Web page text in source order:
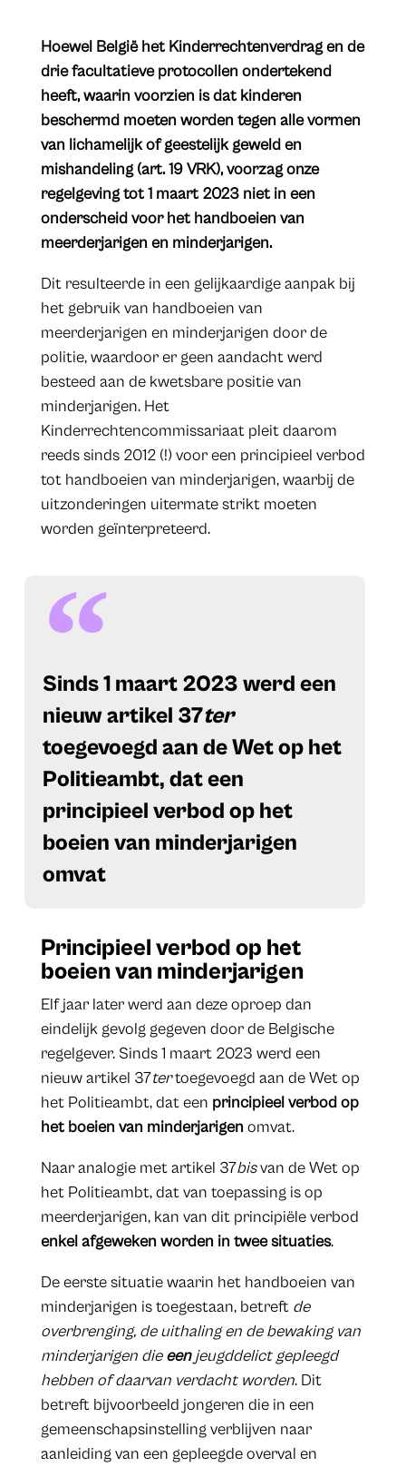
Hoewel België het Kinderrechtenverdrag en de
drie facultatieve protocollen ondertekend
heeft, waarin voorzien is dat kinderen
beschermd moeten worden tegen alle vormen
van lichamelijk of geestelijk geweld en
mishandeling (art. 19 VRK), voorzag onze
regelgeving tot 1 maart 2023 niet in een
onderscheid voor het handboeien van
meerderjarigen en minderjarigen.
Dit resulteerde in een gelijkaardige aanpak bij
het gebruik van handboeien van
meerderjarigen en minderjarigen door de
politie, waardoor er geen aandacht werd
besteed aan de kwetsbare positie van
minderjarigen. Het
Kinderrechtencommissariaat pleit daarom
reeds sinds 2012 (!) voor een principieel verbod
tot handboeien van minderjarigen, waarbij de
uitzonderingen uitermate strikt moeten
worden geïnterpreteerd.
Sinds 1 maart 2023 werd een
nieuw artikel 37ter
toegevoegd aan de Wet op het
Politieambt, dat een
principieel verbod op het
boeien van minderjarigen
omvat
Principieel verbod op het
boeien van minderjarigen
Elf jaar later werd aan deze oproep dan
eindelijk gevolg gegeven door de Belgische
regelgever. Sinds 1 maart 2023 werd een
nieuw artikel 37tertoegevoegd aan de Wet op
het Politieambt, dat een principieel verbod op
het boeien van minderjarigen omvat.
Naar analogie met artikel 37bisvan de Wet op
het Politieambt, dat van toepassing is op
meerderjarigen, kan van dit principiële verbod
enkel afgeweken worden in twee situaties.
De eerste situatie waarin het handboeien van
minderjarigen is toegestaan, betreft de
overbrenging, de uithaling en de bewaking van
minderjarigen dieeenjeugddelict gepleegd
hebben of daarvan verdacht worden. Dit
betreft bijvoorbeeld jongeren die in een
gemeenschapsinstelling verblijven naar
aanleiding van een gepleegde overval en